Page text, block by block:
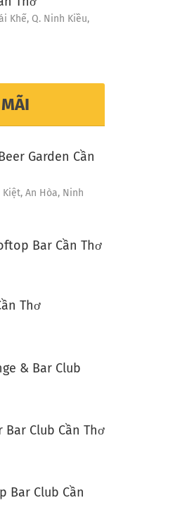
Khế, Q. Ninh Kiều,
Garden Cần
Kiệt, An Hòa, Ninh
Bar Cần Thơ
Thơ
& Bar Club
Bar Club Cần Thơ
Bar Club Cần